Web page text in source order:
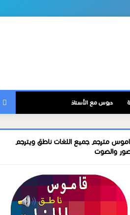
دروس مع الأستاذ
مترجم جميع اللغات ناطق ويترجم
والصوت